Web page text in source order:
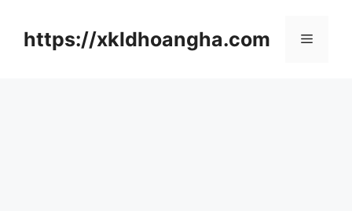
https://xkldhoangha.com 메